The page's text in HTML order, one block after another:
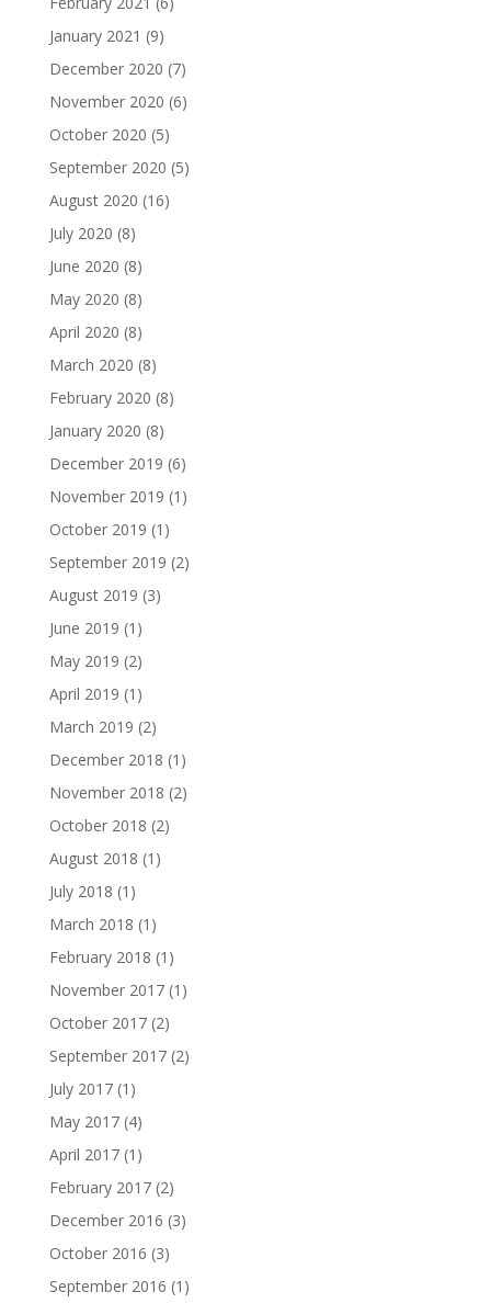
January 2021 (9)
December 2020 (7)
November 2020 (6)
October 2020 (5)
September 2020 (5)
August 2020 (16)
July 2020 (8)
June 2020 (8)
May 2020 (8)
April 2020 (8)
March 2020 (8)
February 2020 (8)
January 2020 (8)
December 2019 (6)
November 2019 (1)
October 2019 (1)
September 2019 (2)
August 2019 (3)
June 2019 (1)
May 2019 (2)
April 2019 (1)
March 2019 (2)
December 2018 (1)
November 2018 (2)
October 2018 (2)
August 2018 (1)
July 2018 (1)
March 2018 (1)
February 2018 (1)
November 2017(1)
October 2017(2)
September 2017(2)
July 2017(1)
May 2017(4)
April 2017(1)
February 2017(2)
December 2016 (3)
October 2016 (3)
September 2016 (1)